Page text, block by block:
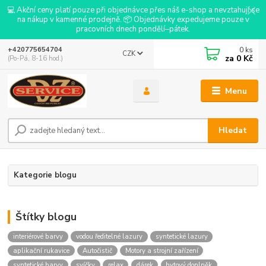
💻 Akční ceny platí pouze při objednávce přes náš e-shop a nevztahují se
na nákup v kamenné prodejně. 📦 Objednávky expedujeme pouze v
pracovních dnech pondělí–pátek.
Menu
CZK
Hledat
+420775654704
(Po-Pá, 8-16 hod.)
0 ks
za 0 Kč
Kategorie blogu
Štítky blogu
interiérové barvy vodou ředitelné lazury
syntetické lazury
aplikační rukavice
Autočistič
Motory a strojní zařízení